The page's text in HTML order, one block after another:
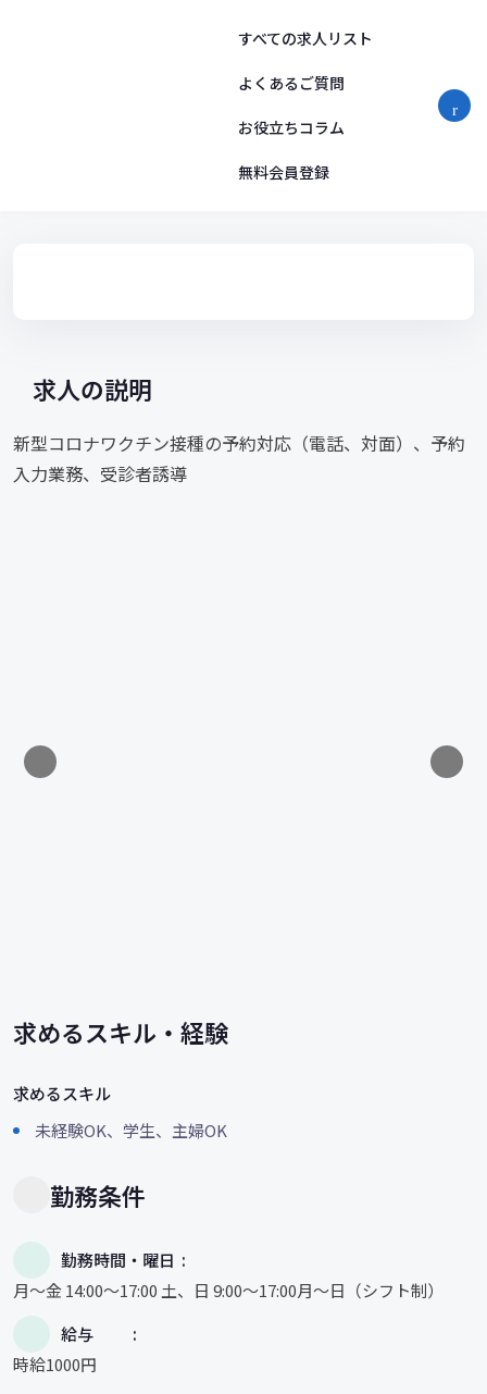
すべての求人リスト
よくあるご質問
お役立ちコラム
無料会員登録
求人の説明
新型コロナワクチン接種の予約対応（電話、対面）、予約
入力業務、受診者誘導
求めるスキル・経験
求めるスキル
未経験OK、学生、主婦OK
勤務条件
勤務時間・曜日
月〜金 14:00〜17:00 土、日 9:00〜17:00月〜日（シフト制）
給与
時給1000円